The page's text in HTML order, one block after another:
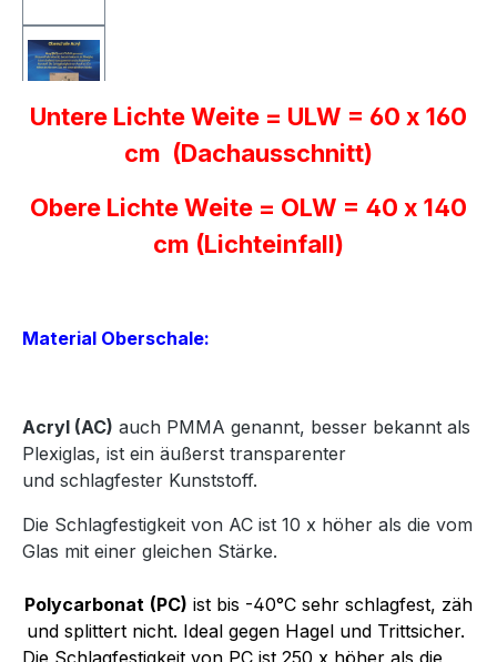
Untere Lichte Weite = ULW = 60 x 160
cm (Dachausschnitt)
Obere Lichte Weite = OLW = 40 x 140
cm (Lichteinfall)
Material Oberschale:
Acryl (AC) auch PMMA genannt, besser bekannt als
Plexiglas, ist ein äußerst transparenter
und schlagfester Kunststoff.
Die Schlagfestigkeit von AC ist 10 x höher als die vom
Glas mit einer gleichen Stärke.
Polycarbonat (PC) ist bis -40°C sehr schlagfest, zäh
und splittert nicht. Ideal gegen Hagel und Trittsicher.